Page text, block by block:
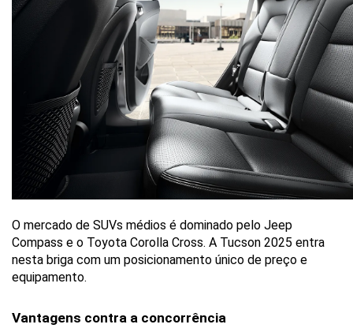
O mercado de SUVs médios é dominado pelo Jeep
Compass e o Toyota Corolla Cross. A Tucson 2025 entra
nesta briga com um posicionamento único de preço e
equipamento.
Vantagens contra a concorrência